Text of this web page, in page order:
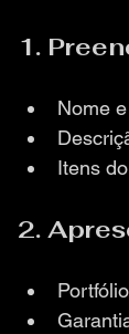
1.
Nome
Itens
2.